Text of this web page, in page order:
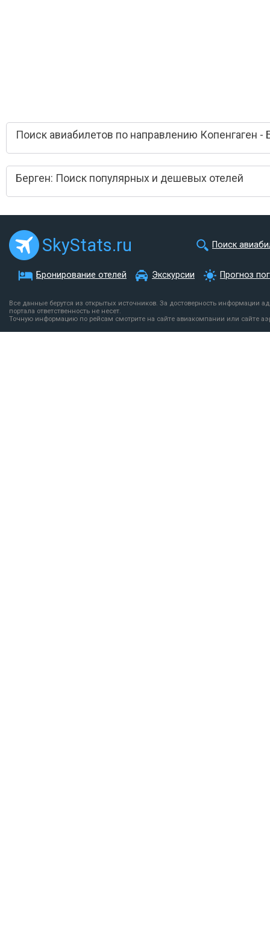
Поиск авиабилетов по направлению Копенгаген -
Берген: Поиск популярных и дешевых отелей
SkyStats.ru Поиск
Бронирование отелей Экскурсии Прогноз
Все данные берутся из открытых источников. За достоверность информации
портала ответственность не несет.
Точную информацию по рейсам смотрите на сайте авиакомпании или сайте